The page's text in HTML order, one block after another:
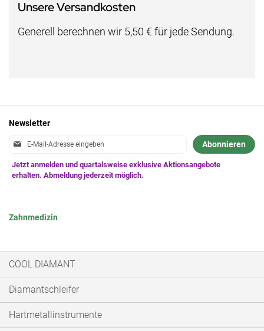
Unsere Versandkosten
Generell berechnen wir 5,50 € für jede Sendung.
Newsletter
Anmeldung
Newsletter:
Abonnieren
Zahnmedizin
COOL DIAMANT
Diamantschleifer
Hartmetallinstrumente